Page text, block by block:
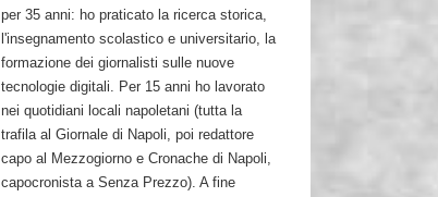
per 35 anni: ho praticato la ricerca storica,
l'insegnamento scolastico e universitario, la
formazione dei giornalisti sulle nuove
tecnologie digitali. Per 15 anni ho lavorato
nei quotidiani locali napoletani (tutta la
trafila al Giornale di Napoli, poi redattore
capo al Mezzogiorno e Cronache di Napoli,
capocronista a Senza Prezzo). A fine